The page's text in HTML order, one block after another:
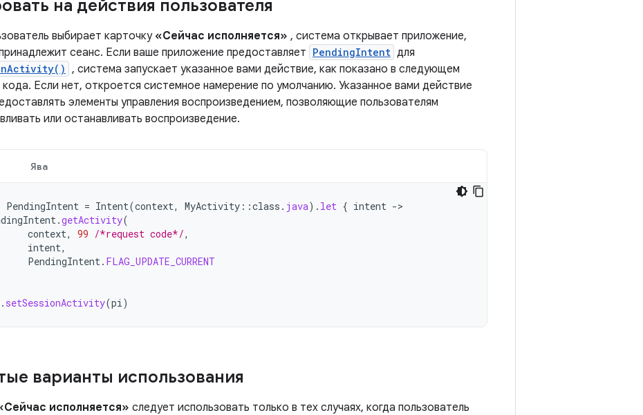
на действия пользователя
выбирает карточку «Сейчас исполняется» , система открывает приложение,
сеанс. Если ваше приложение предоставляет PendingIntent для
, система запускает указанное вами действие, как показано в следующем
Если нет, откроется системное намерение по умолчанию. Указанное вами действие
элементы управления воспроизведением, позволяющие пользователям
или останавливать воспроизведение.
Ява
PendingIntent = Intent(context, MyActivity ::class . java). let { intent -
.getActivity(
context, 99 /*request code*/,
intent,
PendingIntent. FLAG_UPDATE_CURRENT
. setSessionActivity(pi)
варианты использования
исполняется» следует использовать только в тех случаях, когда пользователь